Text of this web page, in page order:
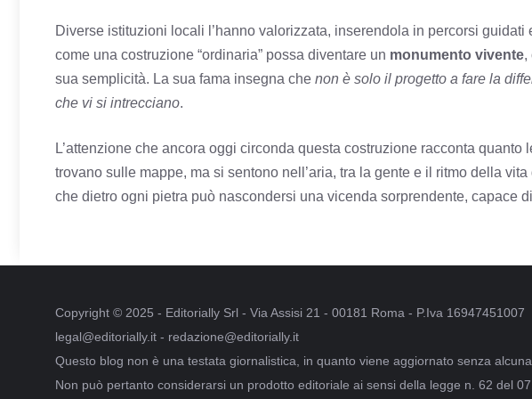
Diverse istituzioni locali l’hanno valorizzata, inserendola in percorsi
come una costruzione “ordinaria” possa diventare un monumento vivente,
sua semplicità. La sua fama insegna che non è solo il progetto a fare la
che vi si intrecciano.
L’attenzione che ancora oggi circonda questa costruzione racconta quanto
trovano sulle mappe, ma si sentono nell’aria, tra la gente e il ritmo della
che dietro ogni pietra può nascondersi una vicenda sorprendente, capace
Copyright © 2025 - Editorially Srl - Via Assisi 21 - 00181 Roma - P.Iva 16947451007
legal@editorially.it - redazione@editorially.it
Questo blog non è una testata giornalistica, in quanto viene aggiornato senza alcuna
Non può pertanto considerarsi un prodotto editoriale ai sensi della legge n. 62 del